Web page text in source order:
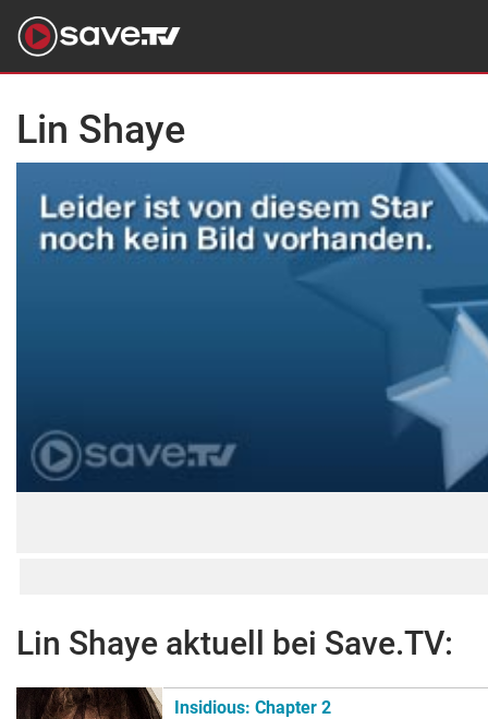
Lin Shaye
Lin Shaye aktuell bei Save.TV:
Insidious: Chapter 2